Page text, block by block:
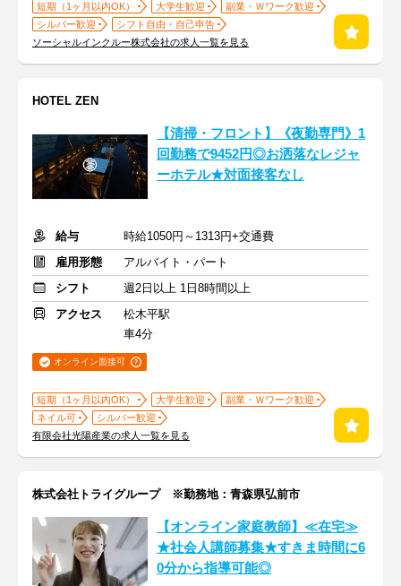
短期（1ヶ月以内OK） 大学生歓迎
副業・Ｗワーク歓迎
シルバー歓迎
シフト自由・自己申告
ソーシャルインクルー株式会社の求人一覧を見る
HOTEL ZEN
【清掃・フロント】《夜勤専門》1
回勤務で9452円◎お洒落なレジャ
ーホテル★対面接客なし
給与
時給1050円～1313円+交通費
雇用形態
アルバイト・パート
シフト
週2日以上 1日8時間以上
アクセス
松木平駅
車4分
オンライン面接可
短期（1ヶ月以内OK） 大学生歓迎
副業・Ｗワーク歓迎
ネイル可
シルバー歓迎
有限会社光陽産業の求人一覧を見る
株式会社トライグループ ※勤務地：青森県弘前市
【オンライン家庭教師】≪在宅≫
★社会人講師募集★すきま時間に6
0分から指導可能◎